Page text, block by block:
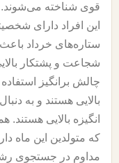
قوی شناخته
این افراد دارای
ستاره‌های خرداد
شجاعت و پشتکار
چالش برانگیز
بالایی هستند و به
انگیزه بالایی
که متولدین این ماه
مداوم در جستجوی